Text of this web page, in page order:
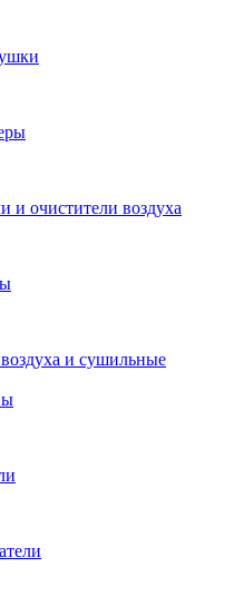
и очистители воздуха
и сушильные